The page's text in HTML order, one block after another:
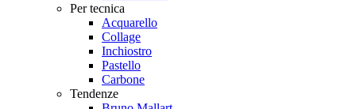
Per tecnica
Acquarello
Collage
Inchiostro
Pastello
Carbone
Tendenze